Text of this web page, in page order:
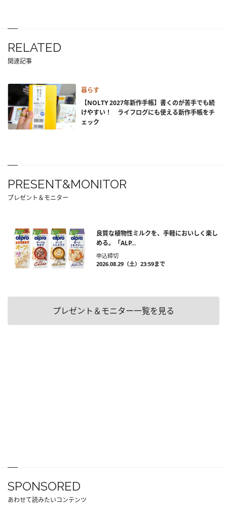
RELATED
関連記事
暮らす
【NOLTY 2027年新作手帳】書くのが苦手でも続
けやすい！ ライフログにも使える新作手帳をチ
ェック
PRESENT&MONITOR
プレゼント＆モニター
良質な植物性ミルクを、手軽においしく楽し
める。「ALP...
申込締切
2026.08.29（土）23:59まで
プレゼント＆モニター一覧を見る
SPONSORED
あわせて読みたいコンテンツ